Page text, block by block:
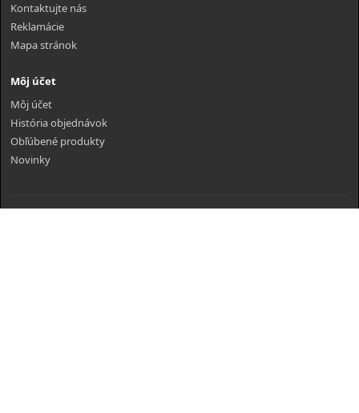
Kontaktujte nás
Reklamácie
Mapa stránok
Môj účet
Môj účet
História objednávok
Obľúbené produkty
Novinky